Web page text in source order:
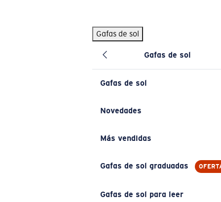
Gafas de sol
Gafas de sol
Gafas de sol
Novedades
Más vendidas
Gafas de sol graduadas
Gafas de sol para leer
BÚSQUEDAS POPULARES
Pilothouse PRO Limited Edition Pack Exclusivo
Gafas de sol personalizadas
Los más vendidos de gafas de sol